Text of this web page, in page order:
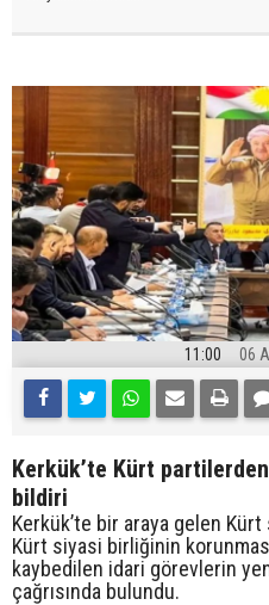
11:00 06
Kerkük’te Kürt
bildiri
Kerkük’te bir araya gelen
Kürt siyasi birliğinin
kaybedilen idari görevlerin
çağrısında bulundu.